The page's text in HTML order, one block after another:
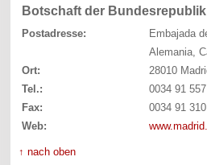
Botschaft der
Postadresse:
Embajada
Alemania,
Ort:
28010
Tel.:
0034 91
Fax:
0034 91
Web:
↑ nach oben